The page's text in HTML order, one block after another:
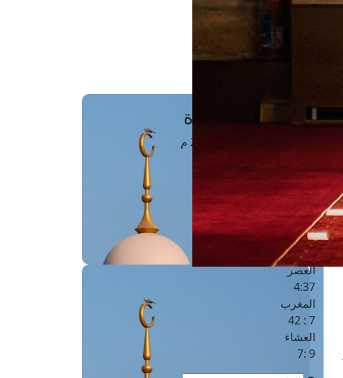
مَواقِيتُ الصَّـــلاة
الفجر
الشروق
6 :18
الظهر
العصر
4:37
المغرب
7 : 42
العشاء
9 :7